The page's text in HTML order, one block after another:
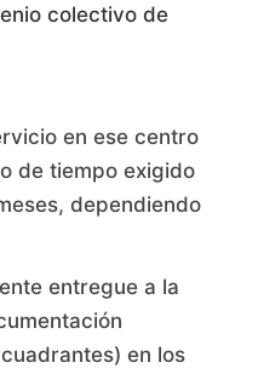
colectivo de
en ese centro
de tiempo exigido
dependiendo
entregue a la
en los